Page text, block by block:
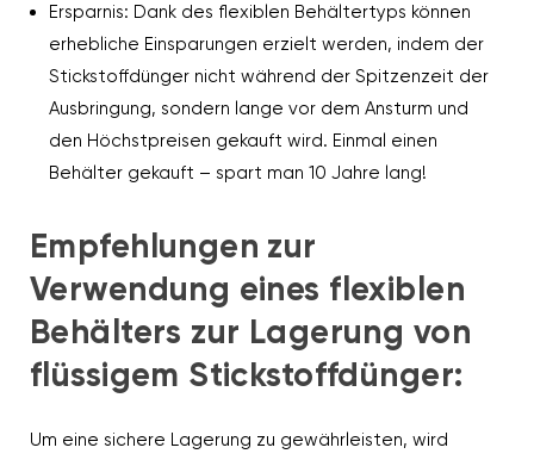
Ersparnis: Dank des flexiblen Behältertyps können
erhebliche Einsparungen erzielt werden, indem der
Stickstoffdünger nicht während der Spitzenzeit der
Ausbringung, sondern lange vor dem Ansturm und
den Höchstpreisen gekauft wird. Einmal einen
Behälter gekauft – spart man 10 Jahre lang!
Empfehlungen zur
Verwendung eines flexiblen
Behälters zur Lagerung von
flüssigem Stickstoffdünger:
Um eine sichere Lagerung zu gewährleisten, wird